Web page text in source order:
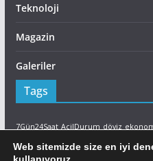
Teknoloji
Magazin
Galeriler
Tags
7Gün24Saat AcilDurum döviz
Lefkoşa LTB Son Dakika sutek Yangın
Web sitemizde size en iyi